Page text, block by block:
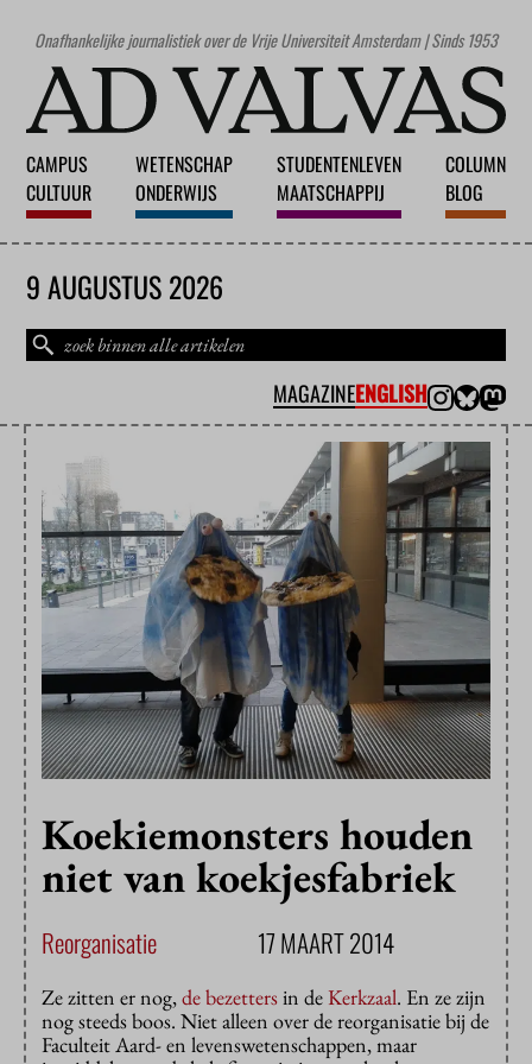
Onafhankelijke journalistiek over de Vrije Universiteit Amsterdam | Sinds 1953
CAMPUS
CULTUUR
WETENSCHAP
ONDERWIJS
STUDENTENLEVEN
MAATSCHAPPIJ
COLUMN
BLOG
9 AUGUSTUS 2026
MAGAZINEENGLISH
Koekiemonsters houden
niet van koekjesfabriek
Reorganisatie 17 MAART 2014
Ze zitten er nog,de bezettersin deKerkzaal. En ze zijn
nog steeds boos. Niet alleen over de reorganisatie bij de
Faculteit Aard- en levenswetenschappen, maar